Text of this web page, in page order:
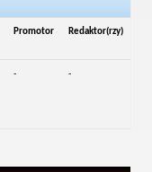
Promotor Redaktor(rzy)
- -